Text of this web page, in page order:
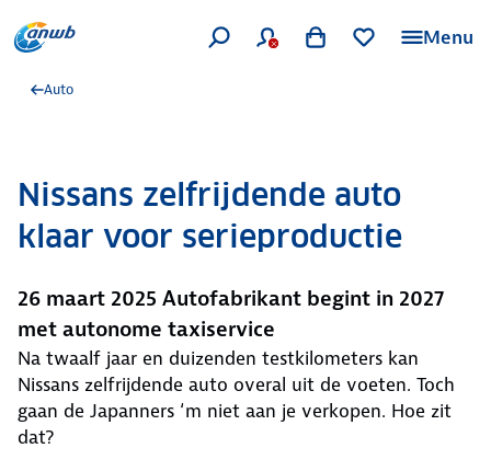
Menu
Auto
Nissans zelfrijdende auto
klaar voor serieproductie
26 maart 2025 Autofabrikant begint in 2027
met autonome taxiservice
Na twaalf jaar en duizenden testkilometers kan
Nissans zelfrijdende auto overal uit de voeten. Toch
gaan de Japanners ‘m niet aan je verkopen. Hoe zit
dat?